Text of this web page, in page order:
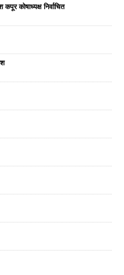
कोषाध्यक्ष निर्वाचित